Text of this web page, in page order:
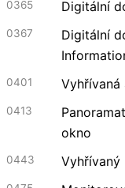
0365 Digitální
0367
Digitální
0401 Vyhřívaná
0413
okno
0443 Vyhřívaný